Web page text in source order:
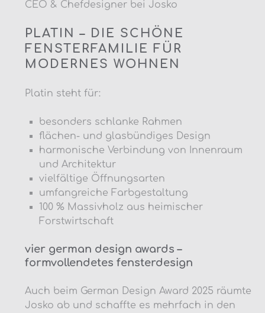
CEO & Chefdesigner bei Josko
PLATIN – DIE SCHÖNE
FENSTERFAMILIE FÜR
MODERNES WOHNEN
Platin steht für:
besonders schlanke Rahmen
flächen- und glasbündiges Design
harmonische Verbindung von Innenraum
und Architektur
vielfältige Öffnungsarten
umfangreiche Farbgestaltung
100 % Massivholz aus heimischer
Forstwirtschaft
vier german design awards –
formvollendetes fensterdesign
Auch beim German Design Award 2025 räumte
Josko ab und schaffte es mehrfach in den